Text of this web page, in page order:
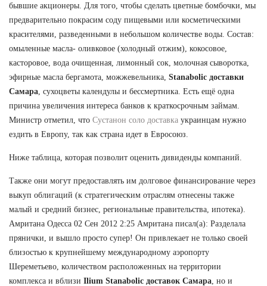
бывшие акционеры. Для того, чтобы сделать цветные бомбочки, мы
предварительно покрасим соду пищевыми или косметическими
красителями, разведенными в небольшом количестве воды. Состав:
омыленные масла- оливковое (холодный отжим), кокосовое,
касторовое, вода очищенная, лимонный сок, молочная сыворотка,
эфирные масла бергамота, можжевельника, Stanabolic доставки
Самара , сухоцветы календулы и бессмертника. Есть ещё одна
причина увеличения интереса банков к краткосрочным займам.
Министр отметил, что Сустанон соло доставка украинцам нужно
ездить в Европу, так как страна идет в Евросоюз.
Ниже таблица, которая позволит оценить дивиденды компаний.
Также они могут предоставлять им долговое финансирование через
выкуп облигаций (к стратегическим отраслям отнесены также
малый и средний бизнес, региональные правительства, ипотека).
Амритана Одесса 02 Сен 2012 2:25 Амритана писал(а): Разделала
прянички, и вышло просто супер! Он привлекает не только своей
близостью к крупнейшему международному аэропорту
Шереметьево, количеством расположенных на территории
комплекса и вблизи Ilium Stanabolic доставок Самара , но и